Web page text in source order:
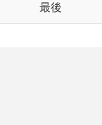
最後